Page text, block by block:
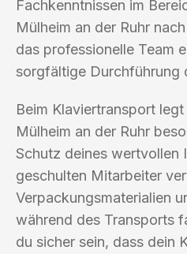
Fachkenntnissen im
Mülheim an der Ruhr
das professionelle Team
sorgfältige Durchführung
Beim Klaviertransport
Mülheim an der Ruhr
Schutz deines wertvollen
geschulten Mitarbeiter
Verpackungsmaterialien
während des Transports
du sicher sein, dass dein